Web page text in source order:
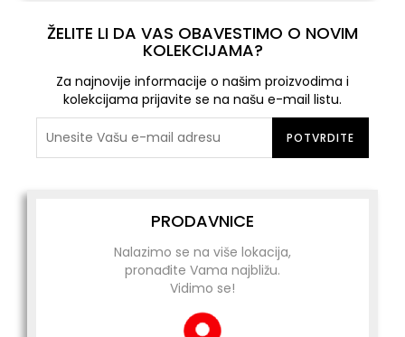
ŽELITE LI DA VAS OBAVESTIMO O NOVIM
KOLEKCIJAMA?
Za najnovije informacije o našim proizvodima i
kolekcijama prijavite se na našu e-mail listu.
POTVRDITE
PRODAVNICE
Nalazimo se na više lokacija,
pronađite Vama najbližu.
Vidimo se!